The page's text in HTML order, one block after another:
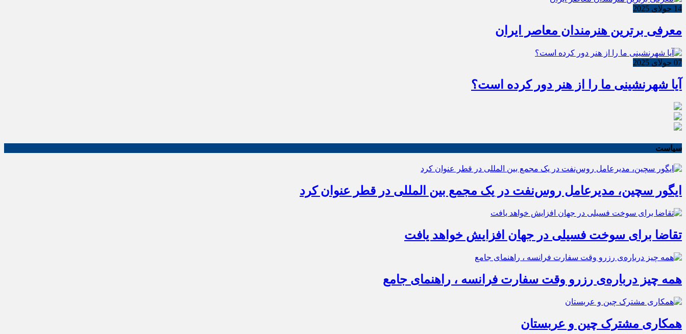
14 جولای 2025
معرفی برترین هنرمندان معاصر ایران
07 جولای 2025
آیا شهرنشینی ما را از هنر دور کرده است؟
سیاست
ایگور سچین، مدیرعامل روس‌نفت در یک مجمع بین المللی در قطر عنوان کرد
تقاضا برای سوخت فسیلی در جهان افزایش خواهد یافت
همه چیز درباره‌ی رزرو وقت سفارت فرانسه ، راهنمای جامع
همکاری مشترک چین و عربستان